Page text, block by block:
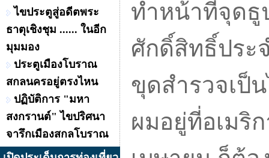
ไขประตูสู่อดีตพระ
ธาตุเชิงชุม ...... ในอีก
มุมมอง
ประตูเมืองโบราณ
สกลนครอยู่ตรงไหน
ปฏิบัติการ "มหา
สงกรานต์" ไขปริศนา
จารึกเมืองสกลโบราณ
ทำหน้าที่จุดธู
ศักดิ์สิทธิ์ประ
ขุดสำรวจเป็
ผมอยู่ที่อเมริ